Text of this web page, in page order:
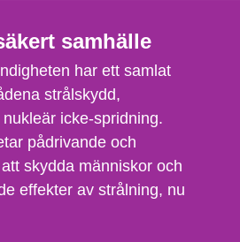
samhälle
har ett samlat
strålskydd,
icke-spridning.
pådrivande och
skydda människor och
effekter av strålning, nu